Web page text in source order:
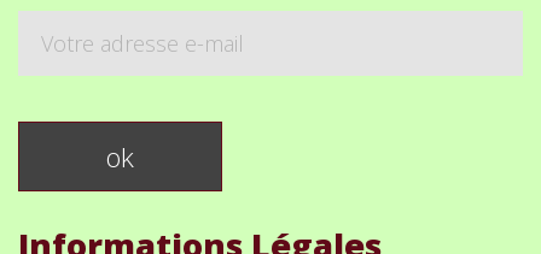
Informations Légales